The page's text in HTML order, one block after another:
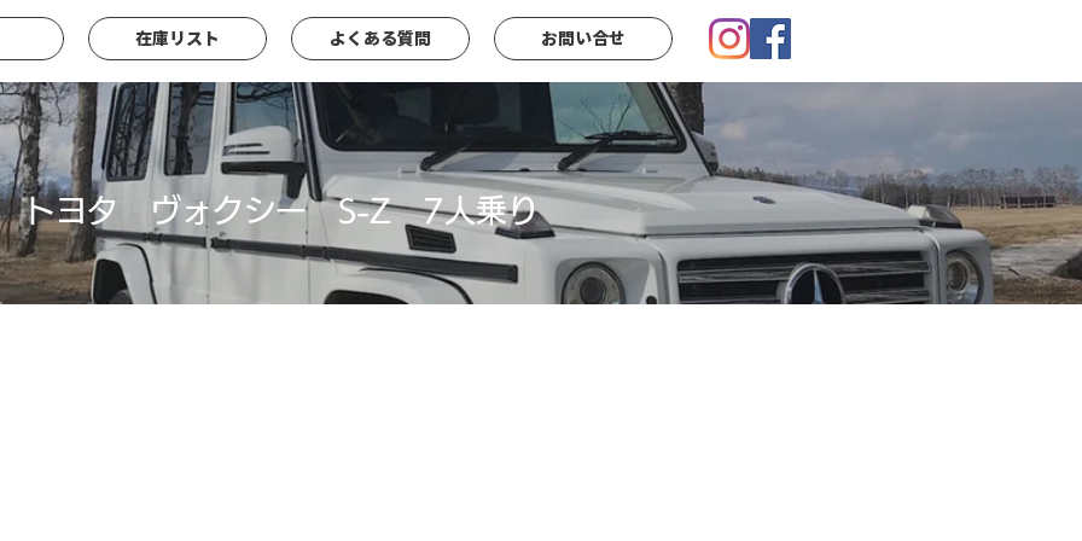
在庫リスト よくある質問 お問い合せ
トヨタ ヴォクシー S-Z 7人乗り